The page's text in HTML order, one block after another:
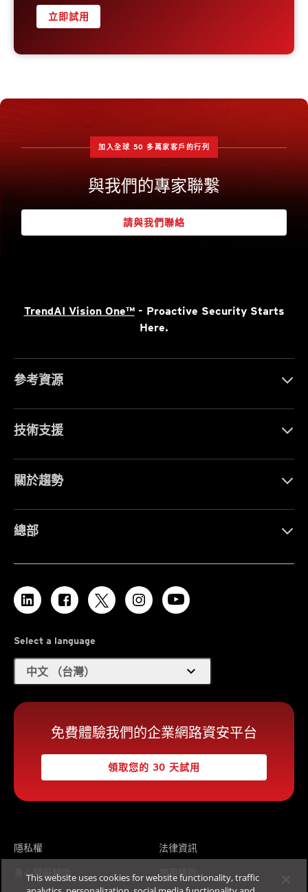
立即試用
加入全球 50 多萬家客戶的行列
與我們的專家聯繫
請與我們聯絡
TrendAI Vision One™- Proactive Security Starts
Here.
參考資源
技術支援
關於趨勢
總部
Select a language
中文 （台灣） expand_more
免費體驗我們的企業網路資安平台
領取您的 30 天試用
隱私權
法律資訊
身心障礙輔助
使用條款
This website uses cookies for website functionality, traffic